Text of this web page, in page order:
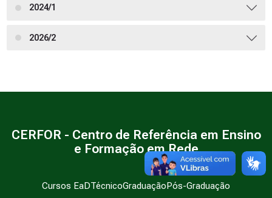
2024/1
2026/2
CERFOR - Centro de Referência em Ensino
e Formação em Rede
Cursos EaDTécnicoGraduaçãoPós-Graduação